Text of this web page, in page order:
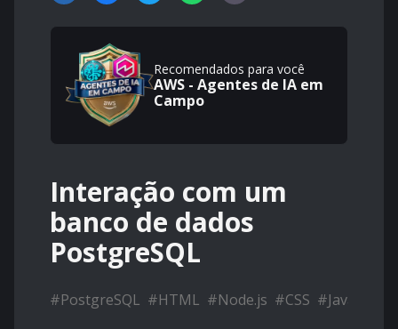
Recomendados para você
AWS - Agentes de IA em
Campo
Interação com um
banco de dados
PostgreSQL
#PostgreSQL #HTML #Node.js #CSS #JavaScript